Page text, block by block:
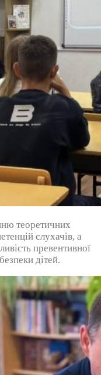
теоретичних
слухачів, а
превентивної
дітей.